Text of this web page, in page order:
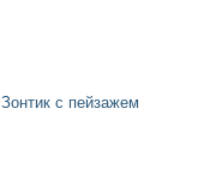
Зонтик с пейзажем